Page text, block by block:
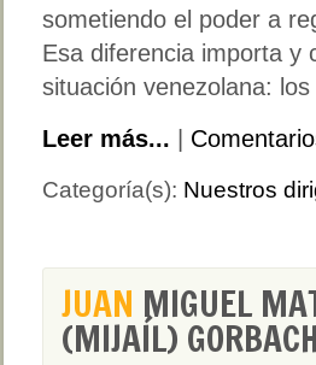
sometiendo el poder a
Esa diferencia importa y
situación venezolana:
Leer más...
Categoría(s): Nuestros
JUAN MIGUEL
(MIJAÍL)